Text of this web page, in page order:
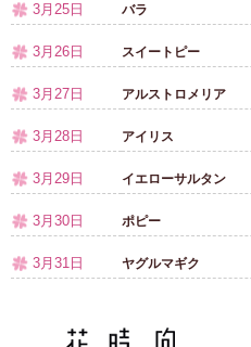
3月25日 バラ
3月26日 スイートピー
3月27日 アルストロメリア
3月28日 アイリス
3月29日 イエローサルタン
3月30日 ポピー
3月31日 ヤグルマギク